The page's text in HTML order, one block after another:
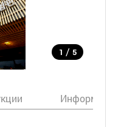
1 / 5
Информация